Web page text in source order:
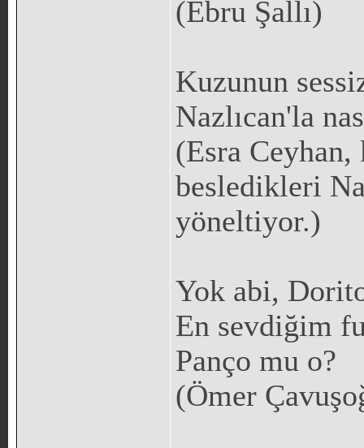
(Ebru Şallı)
Kuzunun
Nazlıcan'la
(Esra
besledikleri
yöneltiyor.)
Yok abi,
En sevdiğim
Panço mu o?
(Ömer